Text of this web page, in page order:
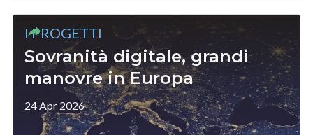
I PROGETTI
Sovranità digitale, grandi
manovre in Europa
24 Apr 2026